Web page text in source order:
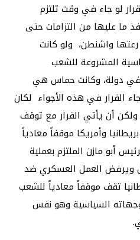
لو جاء في وقت تلتزم
ما عليها من التزامات حتى
واشنطن، ولو كانت
المشروعة للشعب
دولة، وكانت حماس هي
القرار في هذه الأجواء لكان
أن يأتي القرار مع توقف
وأمريكا موقفاً معادياً
أبو مازن الملتزم بعملية
ويرفض العمل العسكري ضد
تقف موقفاً معادياً للشعب
السياسية وهو نفس